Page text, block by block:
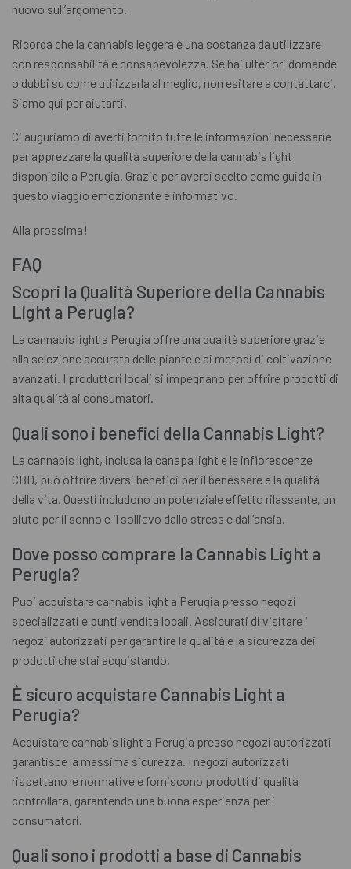
nuovo sull’argomento.
Ricorda che la cannabis leggera è una sostanza da utilizzare
con responsabilità e consapevolezza. Se hai ulteriori domande
o dubbi su come utilizzarla al meglio, non esitare a contattarci.
Siamo qui per aiutarti.
Ci auguriamo di averti fornito tutte le informazioni necessarie
per apprezzare la qualità superiore della cannabis light
disponibile a Perugia. Grazie per averci scelto come guida in
questo viaggio emozionante e informativo.
Alla prossima!
FAQ
Scopri la Qualità Superiore della Cannabis
Light a Perugia?
La cannabis light a Perugia offre una qualità superiore grazie
alla selezione accurata delle piante e ai metodi di coltivazione
avanzati. I produttori locali si impegnano per offrire prodotti di
alta qualità ai consumatori.
Quali sono i benefici della Cannabis Light?
La cannabis light, inclusa la canapa light e le infiorescenze
CBD, può offrire diversi benefici per il benessere e la qualità
della vita. Questi includono un potenziale effetto rilassante, un
aiuto per il sonno e il sollievo dallo stress e dall’ansia.
Dove posso comprare la Cannabis Light a
Perugia?
Puoi acquistare cannabis light a Perugia presso negozi
specializzati e punti vendita locali. Assicurati di visitare i
negozi autorizzati per garantire la qualità e la sicurezza dei
prodotti che stai acquistando.
È sicuro acquistare Cannabis Light a
Perugia?
Acquistare cannabis light a Perugia presso negozi autorizzati
garantisce la massima sicurezza. I negozi autorizzati
rispettano le normative e forniscono prodotti di qualità
controllata, garantendo una buona esperienza per i
consumatori.
Quali sono i prodotti a base di Cannabis